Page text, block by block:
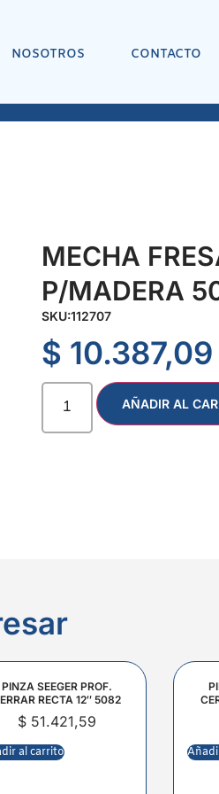
NOSOTROS CONTACTO
MECHA
P/MADERA
SKU:112707
$ 10.387,09
AÑADIR AL
PINZA SEEGER PROF.
RECTA 12″ 5082
$51.421,59
al carrito